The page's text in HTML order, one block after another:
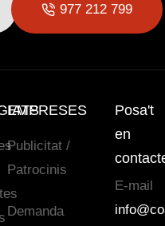
977 212 799
EMPRESES
Publicitat /
Patrocinis
Demanda
Posa't
en
E-mail